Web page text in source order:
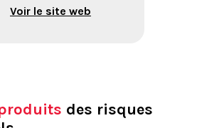
Voir le site web
des risques